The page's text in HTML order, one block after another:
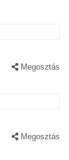
Megosztás
Megosztás